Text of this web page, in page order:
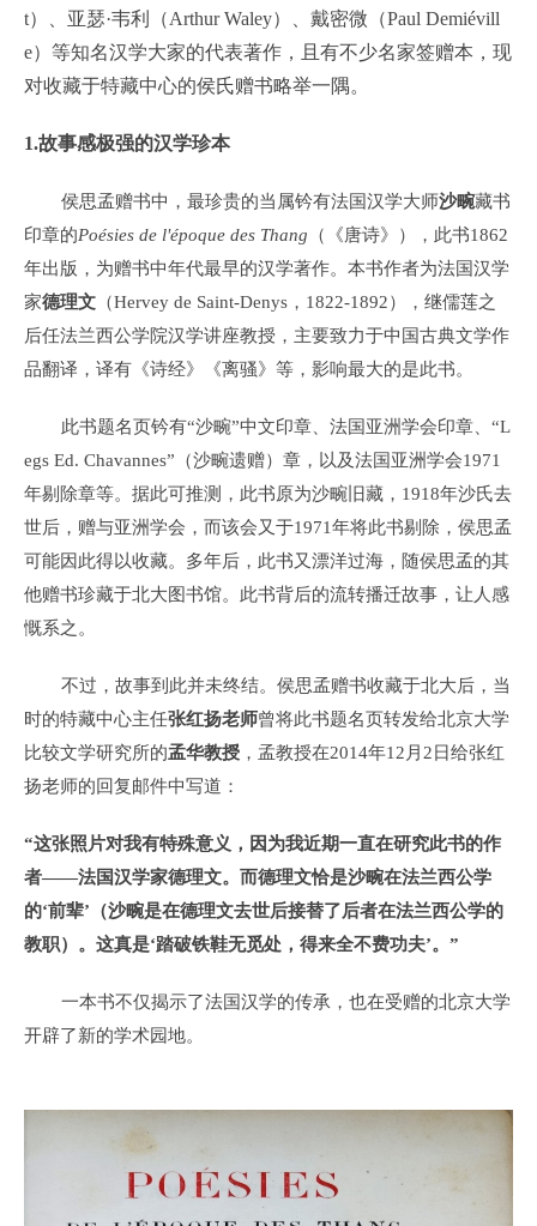
t）、亚瑟·韦利（Arthur Waley）、戴密微（Paul Demiévill
e）等知名汉学大家的代表著作，且有不少名家签赠本，现
对收藏于特藏中心的侯氏赠书略举一隅。
1.故事感极强的汉学珍本
侯思孟赠书中，最珍贵的当属钤有法国汉学大师沙畹藏书
印章的Poésies de l'époque des Thang （《唐诗》），此书1862
年出版，为赠书中年代最早的汉学著作。本书作者为法国汉学
家德理文 （Hervey de Saint-Denys，1822-1892），继儒莲之
后任法兰西公学院汉学讲座教授，主要致力于中国古典文学作
品翻译，译有《诗经》《离骚》等，影响最大的是此书。
此书题名页钤有“沙畹”中文印章、法国亚洲学会印章、“L
egs Ed. Chavannes”（沙畹遗赠）章，以及法国亚洲学会1971
年剔除章等。据此可推测，此书原为沙畹旧藏，1918年沙氏去
世后，赠与亚洲学会，而该会又于1971年将此书剔除，侯思孟
可能因此得以收藏。多年后，此书又漂洋过海，随侯思孟的其
他赠书珍藏于北大图书馆。此书背后的流转播迁故事，让人感
慨系之。
不过，故事到此并未终结。侯思孟赠书收藏于北大后，当
时的特藏中心主任张红扬老师曾将此书题名页转发给北京大学
比较文学研究所的孟华教授 ，孟教授在2014年12月2日给张红
扬老师的回复邮件中写道：
“这张照片对我有特殊意义，因为我近期一直在研究此书的作
者——法国汉学家德理文。而德理文恰是沙畹在法兰西公学
的‘前辈’（沙畹是在德理文去世后接替了后者在法兰西公学的
教职）。这真是‘踏破铁鞋无觅处，得来全不费功夫’。”
一本书不仅揭示了法国汉学的传承，也在受赠的北京大学
开辟了新的学术园地。